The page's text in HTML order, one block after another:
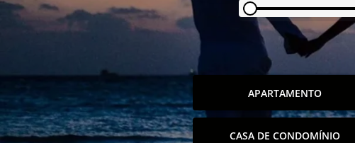
APARTAMENTO
CASA DE CONDOMÍNIO